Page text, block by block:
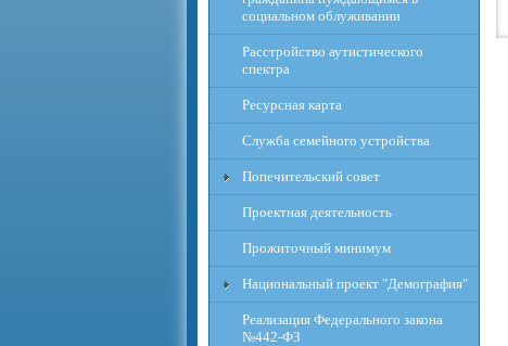
социальном облуживании
Расcтройство аутистического
спектра
Ресурсная карта
Служба семейного устройства
Попечительский совет
Проектная деятельность
Прожиточный минимум
Национальный проект "Демография"
Реализация Федерального закона
№442-ФЗ